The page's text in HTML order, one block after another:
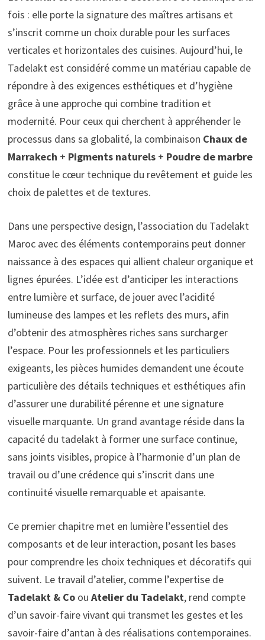
fois : elle porte la signature des maîtres artisans et
s’inscrit comme un choix durable pour les surfaces
verticales et horizontales des cuisines. Aujourd’hui, le
Tadelakt est considéré comme un matériau capable de
répondre à des exigences esthétiques et d’hygiène
grâce à une approche qui combine tradition et
modernité. Pour ceux qui cherchent à appréhender le
processus dans sa globalité, la combinaison Chaux de
Marrakech + Pigments naturels+ Poudre de marbre
constitue le cœur technique du revêtement et guide les
choix de palettes et de textures.
Dans une perspective design, l’association du Tadelakt
Maroc avec des éléments contemporains peut donner
naissance à des espaces qui allient chaleur organique et
lignes épurées. L’idée est d’anticiper les interactions
entre lumière et surface, de jouer avec l’acidité
lumineuse des lampes et les reflets des murs, afin
d’obtenir des atmosphères riches sans surcharger
l’espace. Pour les professionnels et les particuliers
exigeants, les pièces humides demandent une écoute
particulière des détails techniques et esthétiques afin
d’assurer une durabilité pérenne et une signature
visuelle marquante. Un grand avantage réside dans la
capacité du tadelakt à former une surface continue,
sans joints visibles, propice à l’harmonie d’un plan de
travail ou d’une crédence qui s’inscrit dans une
continuité visuelle remarquable et apaisante.
Ce premier chapitre met en lumière l’essentiel des
composants et de leur interaction, posant les bases
pour comprendre les choix techniques et décoratifs qui
suivent. Le travail d’atelier, comme l’expertise de
Tadelakt & Coou Atelier du Tadelakt, rend compte
d’un savoir-faire vivant qui transmet les gestes et les
savoir-faire d’antan à des réalisations contemporaines.